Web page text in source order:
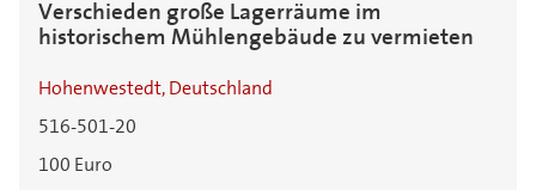
Verschieden große Lagerräume im
historischem Mühlengebäude zu vermieten
Hohenwestedt, Deutschland
516-501-20
100 Euro